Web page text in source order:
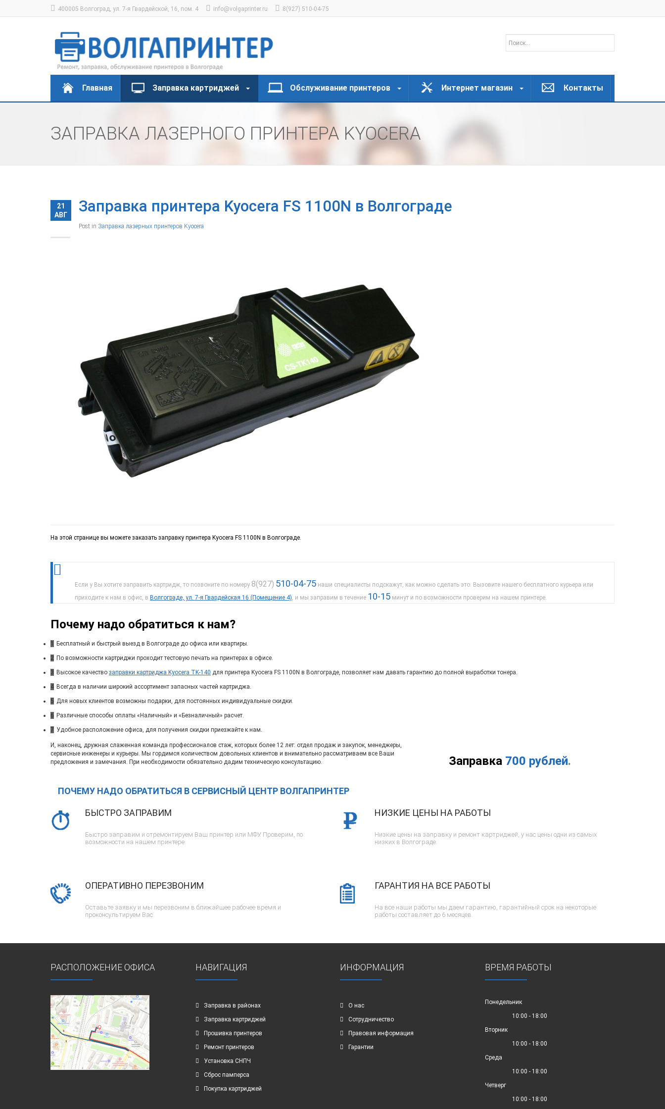
400005 Волгоград, ул. 7-я Гвардейской, 16, пом. 4 info@volgaprinter.ru 8(927) 510-04-75
Главная Заправка картриджей Обслуживание принтеров Интернет магазин Контакты
ЗАПРАВКА ЛАЗЕРНОГО ПРИНТЕРА KYOCERA
21
АВГ
Заправка принтера Kyocera FS 1100N в Волгограде
Post in Заправка лазерных принтеров Kyocera
На этой странице вы можете заказать заправку принтера Kyocera FS 1100N в Волгограде.
Если у Вы хотите заправить картридж, то позвоните по номеру 8(927) 510-04-75 наши специалисты подскажут, как можно сделать это. Вызовите нашего бесплатного курьера или
приходите к нам в офис, в Волгограде, ул. 7-я Гвардейская 16 (Помещение 4) , и мы заправим в течение 10-15 минут и по возможности проверим на нашем принтере.
Почему надо обратиться к нам?
1 Бесплатный и быстрый выезд в Волгограде до офиса или квартиры.
2 По возможности картриджи проходит тестовую печать на принтерах в офисе.
3 Высокое качество заправки картриджа Kyocera TK-140 для принтера Kyocera FS 1100N в Волгограде, позволяет нам давать гарантию до полной выработки тонера.
4 Всегда в наличии широкий ассортимент запасных частей картриджа.
5 Для новых клиентов возможны подарки, для постоянных индивидуальные скидки.
6 Различные способы оплаты «Наличный» и «Безналичный» расчет.
7 Удобное расположение офиса, для получения скидки приезжайте к нам.
Заправка 700 рублей.
И, наконец, дружная слаженная команда профессионалов стаж, которых более 12 лет: отдел продаж и закупок, менеджеры,
сервисные инженеры и курьеры. Мы гордимся количеством довольных клиентов и внимательно рассматриваем все Ваши
предложения и замечания. При необходимости обязательно дадим техническую консультацию.
ПОЧЕМУ НАДО ОБРАТИТЬСЯ В СЕРВИСНЫЙ ЦЕНТР ВОЛГАПРИНТЕР
БЫСТРО ЗАПРАВИМ
Быстро заправим и отремонтируем Ваш принтер или МФУ. Проверим, по
возможности на нашем принтере.
ОПЕРАТИВНО ПЕРЕЗВОНИМ
Оставьте заявку и мы перезвоним в ближайшее рабочее время и
проконсультируем Вас.
НИЗКИЕ ЦЕНЫ НА РАБОТЫ
Низкие цены на заправку и ремонт картриджей, у нас цены одни из самых
низких в Волгограде.
ГАРАНТИЯ НА ВСЕ РАБОТЫ
На все наши работы мы даем гарантию, гарантийный срок на некоторые
работы составляет до 6 месяцев.
РАСПОЛОЖЕНИЕ ОФИСА НАВИГАЦИЯ
Заправка в районах
Заправка картриджей
Прошивка принтеров
Ремонт принтеров
Установка СНПЧ
Сброс памперса
Покупка картриджей
ИНФОРМАЦИЯ
О нас
Сотрудничество
Правовая информация
Гарантии
ВРЕМЯ РАБОТЫ
Понедельник
10:00 - 18:00
Вторник
10:00 - 18:00
Среда
10:00 - 18:00
Четверг
10:00 - 18:00